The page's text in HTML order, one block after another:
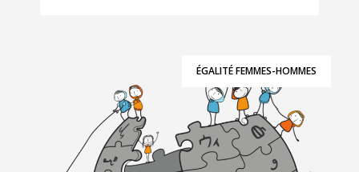
ÉGALITÉ FEMMES-HOMMES